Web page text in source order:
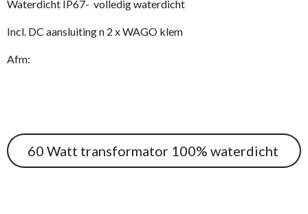
Waterdicht IP67- volledig waterdicht
Incl. DC aansluiting n 2 x WAGO klem
Afm:
60 Watt transformator 100% waterdicht